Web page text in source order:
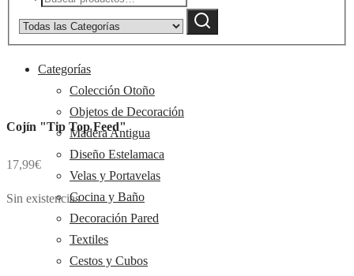
Cojín "Tip Top Feed"
17,99€
Sin existencias
by
category:
Buscar
Categorías
Colección Otoño
Objetos de Decoración
Madera Antigua
Diseño Estelamaca
Velas y Portavelas
Cocina y Baño
Decoración Pared
Textiles
Cestos y Cubos